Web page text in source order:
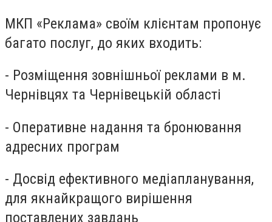
МКП «Реклама» своїм клієнтам пропонує
багато послуг, до яких входить:
- Розміщення зовнішньої реклами в м.
Чернівцях та Чернівецькій області
- Оперативне надання та бронювання
адресних програм
- Досвід ефективного медіапланування,
для якнайкращого вирішення
поставлених завдань